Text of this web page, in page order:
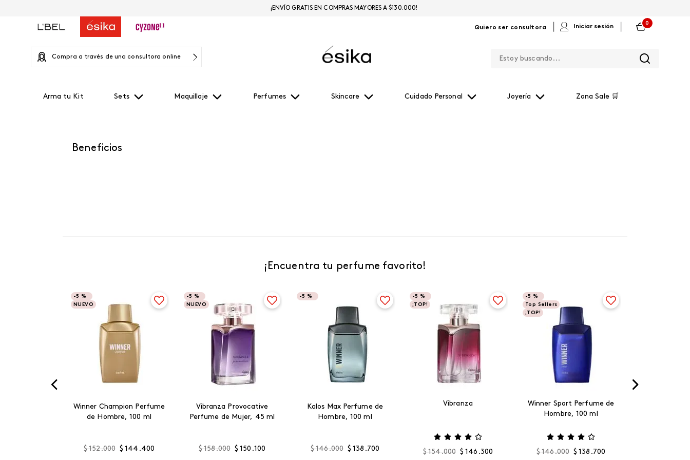
Quiero ser consultora Iniciar sesión
0
Compra a través de una consultora online
Arma tu Kit Sets Maquillaje Perfumes Skincare Cuidado Personal Joyería Zona Sale 🛒
¡ENVÍO GRATIS EN COMPRAS MAYORES A $130.000!
Beneficios
¡Encuentra tu perfume favorito!
-5 %
NUEVO
Winner Champion Perfume
de Hombre, 100 ml
$ 152.000 $ 144 .400
-5 %
NUEVO
Vibranza Provocative
Perfume de Mujer, 45 ml
$ 158.000 $ 150 .100
-5 %
Kalos Max Perfume de
Hombre, 100 ml
$ 146.000 $ 138 .700
-5 %
¡TOP!
Vibranza
$ 154.000 $ 146 .300
-5 %
Top Sellers
¡TOP!
Winner Sport Perfume de
Hombre, 100 ml
$ 146.000 $ 138 .700